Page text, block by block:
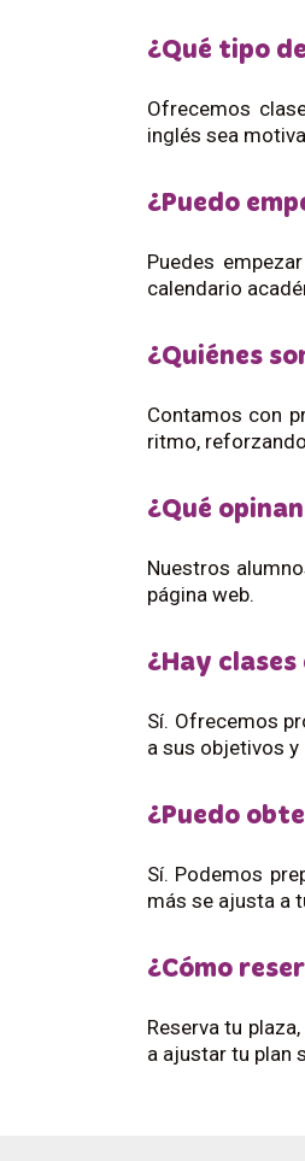
¿Qué tipo
Ofrecemos
inglés sea
¿Puedo
Puedes
calendario
¿Quiénes
Contamos con
ritmo,
¿Qué
Nuestros
página web.
¿Hay
Sí. Ofrecemos
a sus objetivos y
¿Puedo
Sí. Podemos
más se ajusta a
¿Cómo
Reserva tu
a ajustar tu plan